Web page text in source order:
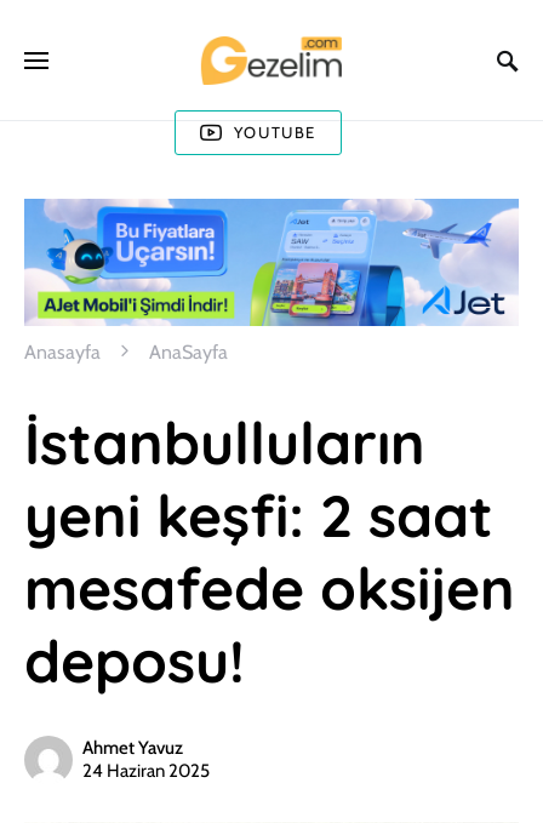
YOUTUBE
Anasayfa AnaSayfa
İstanbulluların
yeni keşfi: 2 saat
mesafede oksijen
deposu!
Ahmet Yavuz
24 Haziran 2025